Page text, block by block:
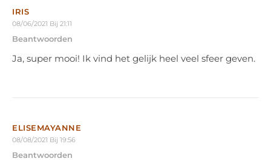
IRIS
08/06/2021 Bij 21:11
Beantwoorden
Ja, super mooi! Ik vind het gelijk heel veel sfeer geven.
ELISEMAYANNE
08/08/2021 Bij 19:56
Beantwoorden